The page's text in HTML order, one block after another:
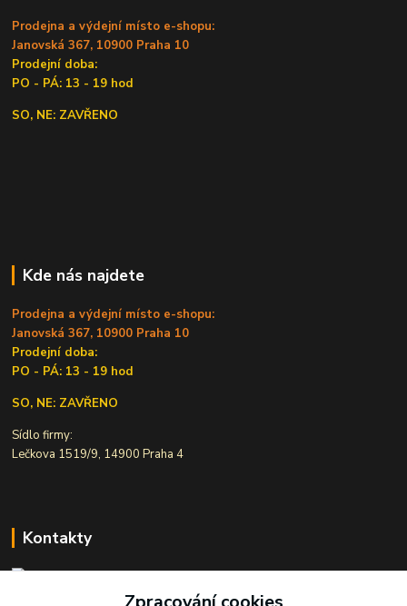
Prodejna a výdejní místo e-shopu:
Janovská 367, 10900 Praha 10
Prodejní doba:
PO - PÁ: 13 - 19 hod
SO, NE: ZAVŘENO
Kde nás najdete
Prodejna a výdejní místo e-shopu:
Janovská 367, 10900 Praha 10
Prodejní doba:
PO - PÁ: 13 - 19 hod
SO, NE: ZAVŘENO
Sídlo firmy:
Lečkova 1519/9, 14900 Praha 4
Kontakty